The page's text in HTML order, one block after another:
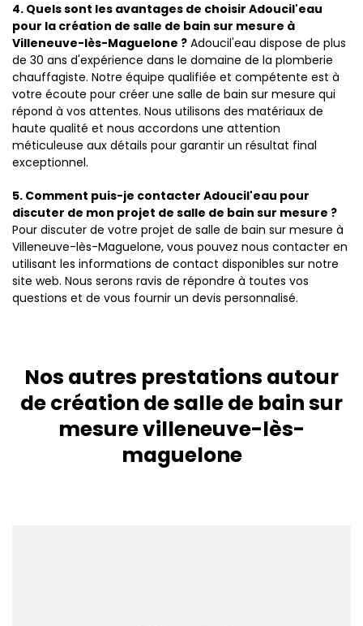
4. Quels sont les avantages de choisir Adoucil'eau
pour la création de salle de bain sur mesure à
Villeneuve-lès-Maguelone ? Adoucil'eau dispose de plus
de 30 ans d'expérience dans le domaine de la plomberie
chauffagiste. Notre équipe qualifiée et compétente est à
votre écoute pour créer une salle de bain sur mesure qui
répond à vos attentes. Nous utilisons des matériaux de
haute qualité et nous accordons une attention
méticuleuse aux détails pour garantir un résultat final
exceptionnel.
5. Comment puis-je contacter Adoucil'eau pour
discuter de mon projet de salle de bain sur mesure ?
Pour discuter de votre projet de salle de bain sur mesure à
Villeneuve-lès-Maguelone, vous pouvez nous contacter en
utilisant les informations de contact disponibles sur notre
site web. Nous serons ravis de répondre à toutes vos
questions et de vous fournir un devis personnalisé.
Nos autres prestations autour
de création de salle de bain sur
mesure villeneuve-lès-
maguelone